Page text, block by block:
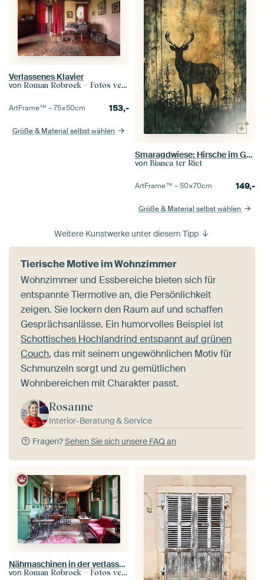
Verlassenes Klavier
von Roman Robroek – Fotos verlassener Gebäude
ArtFrame™ –75×50cm 153,-
Größe & Material selbst wählen
Smaragdwiese: Hirsche im Goldglanz
von Bianca ter Riet
ArtFrame™ –50×70cm 149,-
Größe & Material selbst wählen
Weitere Kunstwerke unter diesem Tipp
Tierische Motive im Wohnzimmer
Wohnzimmer und Essbereiche bieten sich für
entspannte Tiermotive an, die Persönlichkeit
zeigen. Sie lockern den Raum auf und schaffen
Gesprächsanlässe. Ein humorvolles Beispiel ist
Schottisches Hochlandrind entspannt auf grünen
Couch, das mit seinem ungewöhnlichen Motiv für
Schmunzeln sorgt und zu gemütlichen
Wohnbereichen mit Charakter passt.
Rosanne
Interior-Beratung & Service
Fragen?Sehen Sie sich unsere FAQ an
Nähmaschinen in der verlassenen Bibliothek.
von Roman Robroek – Fotos verlassener Gebäude